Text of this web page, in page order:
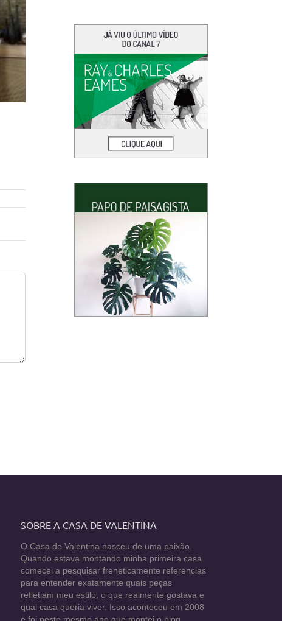
SOBRE A CASA DE VALENTINA
O Casa de Valentina nasceu de uma paixão.
Quando estava montando minha primeira casa
comecei a pesquisar freneticamente referencias
para entender exatamente quais peças
refletiam meu estilo, o que realmente gostava e
qual casa queria viver. Isso aconteceu em 2008
e foi neste mesmo ano que montei o blog.